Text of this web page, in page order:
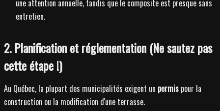
une attention annuelle, tandis que le composite est presque sans
entretien.
2. Planification et réglementation (Ne sautez pas
cette étape !)
Au Québec, la plupart des municipalités exigent un permis pour la
construction ou la modification d'une terrasse.